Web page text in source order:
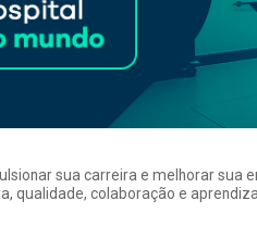
sua carreira e melhorar
colaboração e